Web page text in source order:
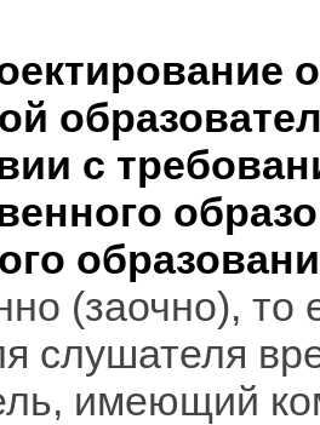
с
(заочно), то
слушателя
имеющий